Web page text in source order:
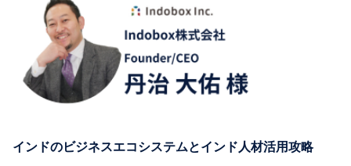
インドのビジネスエコシステムとインド人材活用攻略